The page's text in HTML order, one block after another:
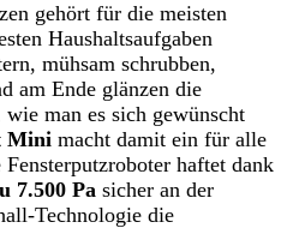
gehört für die meisten
Haushaltsaufgaben
mühsam schrubben,
am Ende glänzen die
man es sich gewünscht
Mini macht damit ein für alle
haftet dank
7.500 Pa sicher an der
Technologie die